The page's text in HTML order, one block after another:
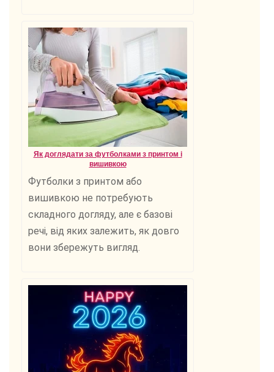
Як доглядати за футболками з принтом і
вишивкою
Футболки з принтом або
вишивкою не потребують
складного догляду, але є базові
речі, від яких залежить, як довго
вони збережуть вигляд.